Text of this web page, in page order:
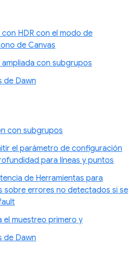
HDR con el modo de
de Canvas
con subgrupos
de Dawn
con subgrupos
el parámetro de configuración
para líneas y puntos
de Herramientas para
sobre errores no detectados si se
el muestreo primero y
de Dawn